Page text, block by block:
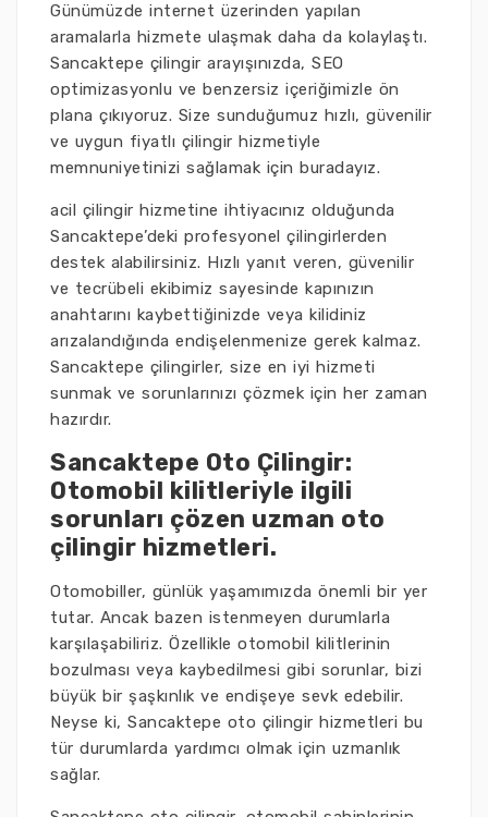
Günümüzde internet üzerinden yapılan
aramalarla hizmete ulaşmak daha da kolaylaştı.
Sancaktepe çilingir arayışınızda, SEO
optimizasyonlu ve benzersiz içeriğimizle ön
plana çıkıyoruz. Size sunduğumuz hızlı, güvenilir
ve uygun fiyatlı çilingir hizmetiyle
memnuniyetinizi sağlamak için buradayız.
acil çilingir hizmetine ihtiyacınız olduğunda
Sancaktepe’deki profesyonel çilingirlerden
destek alabilirsiniz. Hızlı yanıt veren, güvenilir
ve tecrübeli ekibimiz sayesinde kapınızın
anahtarını kaybettiğinizde veya kilidiniz
arızalandığında endişelenmenize gerek kalmaz.
Sancaktepe çilingirler, size en iyi hizmeti
sunmak ve sorunlarınızı çözmek için her zaman
hazırdır.
Sancaktepe Oto Çilingir:
Otomobil kilitleriyle ilgili
sorunları çözen uzman oto
çilingir hizmetleri.
Otomobiller, günlük yaşamımızda önemli bir yer
tutar. Ancak bazen istenmeyen durumlarla
karşılaşabiliriz. Özellikle otomobil kilitlerinin
bozulması veya kaybedilmesi gibi sorunlar, bizi
büyük bir şaşkınlık ve endişeye sevk edebilir.
Neyse ki, Sancaktepe oto çilingir hizmetleri bu
tür durumlarda yardımcı olmak için uzmanlık
sağlar.